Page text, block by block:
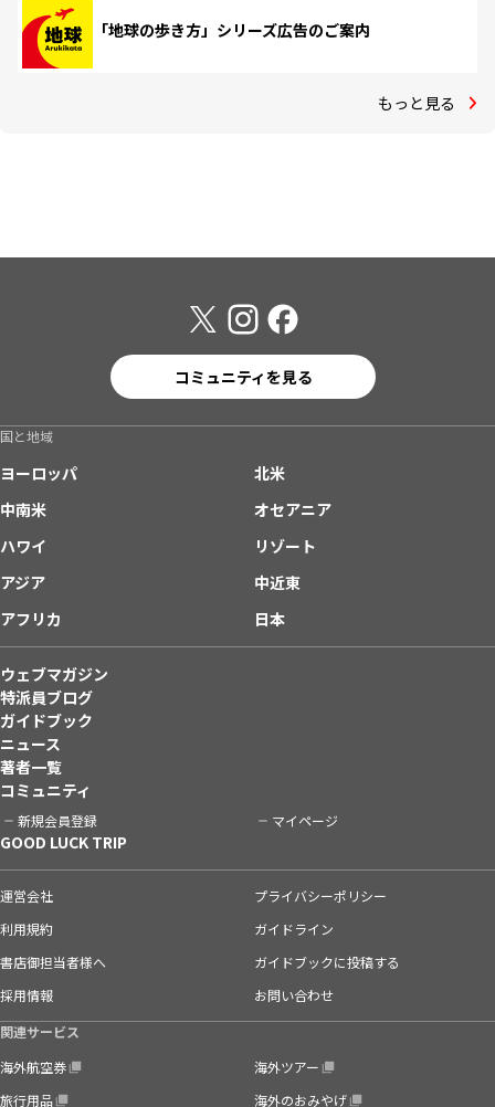
「地球の歩き方」シリーズ広告のご案内
もっと見る
コミュニティを見る
国と地域
ヨーロッパ
北米
中南米
オセアニア
ハワイ
リゾート
アジア
中近東
アフリカ
日本
ウェブマガジン
特派員ブログ
ガイドブック
ニュース
著者一覧
コミュニティ
新規会員登録 マイページ
GOOD LUCK TRIP
運営会社
プライバシーポリシー
利用規約
ガイドライン
書店御担当者様へ
ガイドブックに投稿する
採用情報
お問い合わせ
関連サービス
海外航空券
海外ツアー
旅行用品
海外のおみやげ